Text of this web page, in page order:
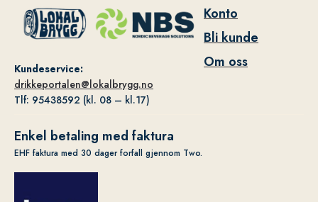
Kundeservice:
drikkeportalen@lokalbrygg.no
Tlf: 95438592 (kl. 08 – kl.17)
Konto
Bli kunde
Om oss
Enkel betaling med faktura
EHF faktura med 30 dager forfall gjennom Two.